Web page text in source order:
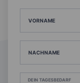
VORNAME
NACHNAME
DEIN TAGESBEDARF